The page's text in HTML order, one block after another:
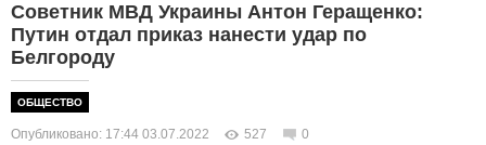
НОВОСТИ
ПОЛИТИКА
Советник МВД Украины Антон Геращенко:
Путин отдал приказ нанести удар по
Белгороду
ОБЩЕСТВО
Опубликовано: 17:44 03.07.2022 527 0